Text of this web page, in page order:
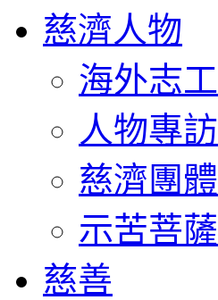
慈濟人物
海外志工
人物專訪
慈濟團體
示苦菩薩
慈善